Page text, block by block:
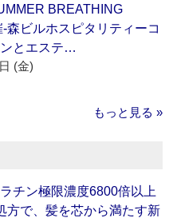
BREATHING
森ビルホスピタリティーコ
とエステ…
(金)
もっと見る »
ラチン極限濃度6800倍以上
方で、髪を芯から満たす新